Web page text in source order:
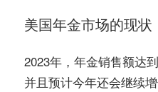
美国年金市场的现状
2023年，年金销售额达
并且预计今年还会继续